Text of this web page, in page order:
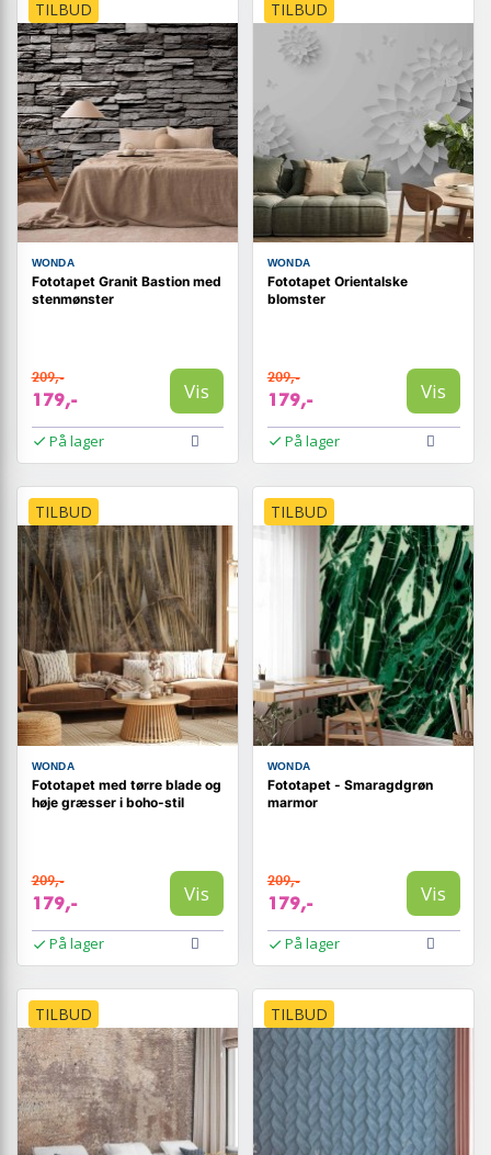
TILBUD
WONDA
Fototapet Granit Bastion med
stenmønster
209,-
179,- Vis
På lager
TILBUD
WONDA
Fototapet Orientalske
blomster
209,-
179,- Vis
På lager
TILBUD
WONDA
Fototapet med tørre blade og
høje græsser i boho-stil
209,-
179,- Vis
På lager
TILBUD
WONDA
Fototapet - Smaragdgrøn
marmor
209,-
179,- Vis
På lager
TILBUD TILBUD